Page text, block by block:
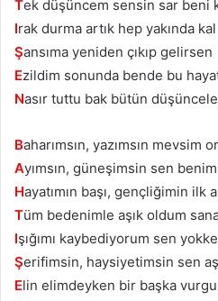
Tek düşüncem sensin sar beni
Irak durma artık hep yakında kal
Şansıma yeniden çıkıp gelirsen
Ezildim sonunda bende bu
Nasır tuttu bak bütün
Baharımsın, yazımsın mevsim
Ayımsın, güneşimsin sen
Hayatımın başı, gençliğimin ilk
Tüm bedenimle aşık oldum
Işığımı kaybediyorum sen
Şerifimsin, haysiyetimsin sen
Elin elimdeyken bir başka